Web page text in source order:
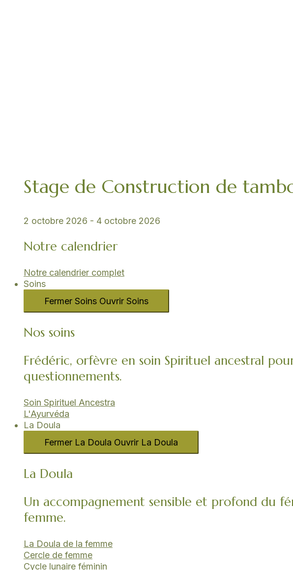
Stage de Construction de
2 octobre 2026 - 4 octobre 2026
Notre calendrier
Notre calendrier complet
Soins
Fermer Soins Ouvrir Soins
Nos soins
Frédéric, orfèvre en soin Spirituel ancestral
questionnements.
Soin Spirituel Ancestra
L'Ayurvéda​
La Doula
Fermer La Doula Ouvrir La Doula
La Doula
Un accompagnement sensible et profond du
femme.
La Doula de la femme
Cercle de femme​
Cycle lunaire féminin​